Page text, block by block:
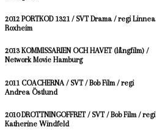
2012 PORTKOD 1321 / SVT Drama / regi Linnea
Roxheim
2013 KOMMISSARIEN OCH HAVET (långfilm) /
Network Movie Hamburg
2011 COACHERNA / SVT / Bob Film / regi
Andrea Östlund
2010 DROTTNINGOFFRET / SVT / Bob Film / regi
Katherine Windfeld